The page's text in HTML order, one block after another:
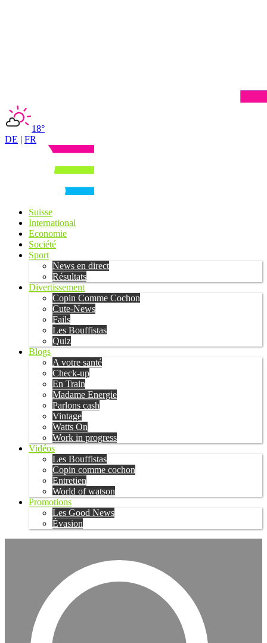
18°
DE | FR
Suisse
International
Economie
Société
Sport
News en direct
Résultats
Divertissement
Copin Comme Cochon
Cute-News
Fails
Les Bouffistas
Quiz
Blogs
A votre santé
Check-up
En Train
Madame Energie
Parlons cash
Vintage
Watts On
Work in progress
Vidéos
Les Bouffistas
Copin comme cochon
Entretien
World of watson
Promotions
Les Good News
Évasion